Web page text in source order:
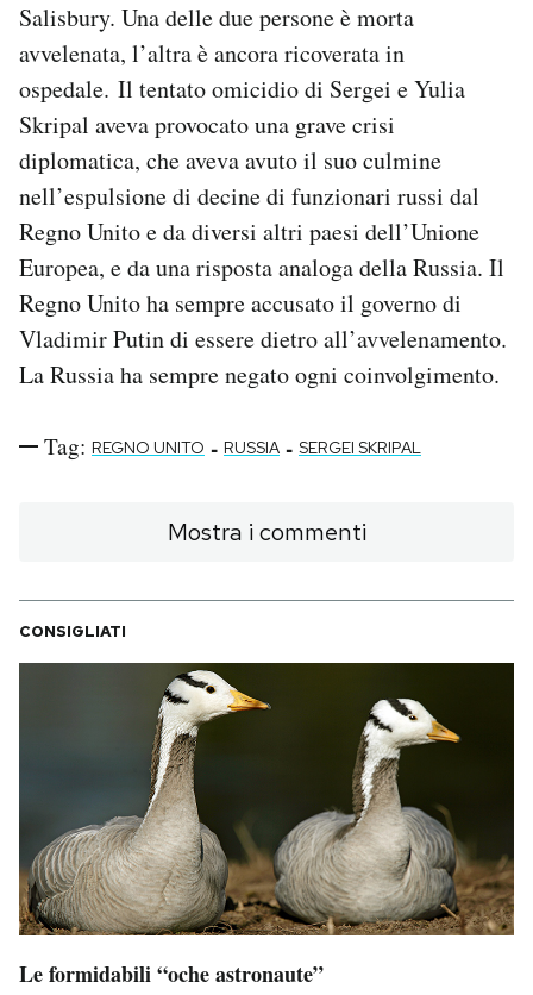
Salisbury. Una delle due persone è morta
avvelenata, l’altra è ancora ricoverata in
ospedale. Il tentato omicidio di Sergei e Yulia
Skripal aveva provocato una grave crisi
diplomatica, che aveva avuto il suo culmine
nell’espulsione di decine di funzionari russi dal
Regno Unito e da diversi altri paesi dell’Unione
Europea, e da una risposta analoga della Russia. Il
Regno Unito ha sempre accusato il governo di
Vladimir Putin di essere dietro all’avvelenamento.
La Russia ha sempre negato ogni coinvolgimento.
Tag: REGNO UNITO - RUSSIA - SERGEI SKRIPAL
Mostra i commenti
CONSIGLIATI
Le formidabili “oche astronaute”